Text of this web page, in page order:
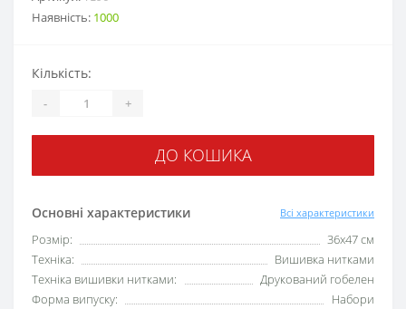
Наявність: 1000
Основні характеристики Всі характеристики
Розмір:
36х47 см
Техніка:
Вишивка нитками
Техніка вишивки нитками:
Друкований гобелен
Форма випуску:
Набори
Кількість:
- +
ДО КОШИКА